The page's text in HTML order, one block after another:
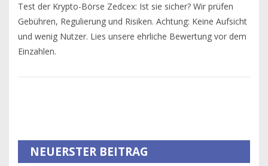
Test der Krypto-Börse Zedcex: Ist sie sicher? Wir prüfen
Gebühren, Regulierung und Risiken. Achtung: Keine Aufsicht
und wenig Nutzer. Lies unsere ehrliche Bewertung vor dem
Einzahlen.
NEUERSTER BEITRAG